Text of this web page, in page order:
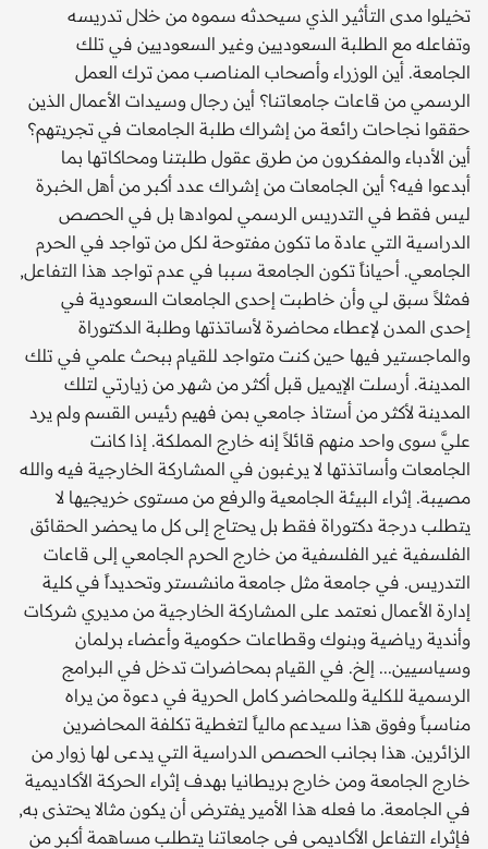
تخيلوا مدى التأثير الذي سيحدثه سموه من خلال تدريسه
وتفاعله مع الطلبة السعوديين وغير السعوديين في تلك
الجامعة. أين الوزراء وأصحاب المناصب ممن ترك العمل
الرسمي من قاعات جامعاتنا؟ أين رجال وسيدات الأعمال الذين
حققوا نجاحات رائعة من إشراك طلبة الجامعات في تجربتهم؟
أين الأدباء والمفكرون من طرق عقول طلبتنا ومحاكاتها بما
أبدعوا فيه؟ أين الجامعات من إشراك عدد أكبر من أهل الخبرة
ليس فقط في التدريس الرسمي لموادها بل في الحصص
الدراسية التي عادة ما تكون مفتوحة لكل من تواجد في الحرم
الجامعي. أحياناً تكون الجامعة سببا في عدم تواجد هذا التفاعل,
فمثلاً سبق لي وأن خاطبت إحدى الجامعات السعودية في
إحدى المدن لإعطاء محاضرة لأساتذتها وطلبة الدكتوراة
والماجستير فيها حين كنت متواجد للقيام ببحث علمي في تلك
المدينة. أرسلت الإيميل قبل أكثر من شهر من زيارتي لتلك
المدينة لأكثر من أستاذ جامعي بمن فهيم رئيس القسم ولم يرد
عليَّ سوى واحد منهم قائلاً إنه خارج المملكة. إذا كانت
الجامعات وأساتذتها لا يرغبون في المشاركة الخارجية فيه والله
مصيبة. إثراء البيئة الجامعية والرفع من مستوى خريجيها لا
يتطلب درجة دكتوراة فقط بل يحتاج إلى كل ما يحضر الحقائق
الفلسفية غير الفلسفية من خارج الحرم الجامعي إلى قاعات
التدريس. في جامعة مثل جامعة مانشستر وتحديداً في كلية
إدارة الأعمال نعتمد على المشاركة الخارجية من مديري شركات
وأندية رياضية وبنوك وقطاعات حكومية وأعضاء برلمان
وسياسيين... إلخ. في القيام بمحاضرات تدخل في البرامج
الرسمية للكلية وللمحاضر كامل الحرية في دعوة من يراه
مناسباً وفوق هذا سيدعم مالياً لتغطية تكلفة المحاضرين
الزائرين. هذا بجانب الحصص الدراسية التي يدعى لها زوار من
خارج الجامعة ومن خارج بريطانيا بهدف إثراء الحركة الأكاديمية
في الجامعة. ما فعله هذا الأمير يفترض أن يكون مثالا يحتذى به,
فإثراء التفاعل الأكاديمي في جامعاتنا يتطلب مساهمة أكبر من